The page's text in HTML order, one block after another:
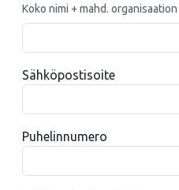
Koko nimi + mahd. organisaation
Sähköpostisoite
Puhelinnumero